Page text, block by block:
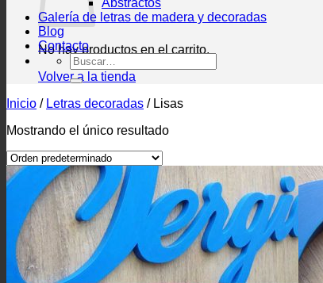
No hay productos en el carrito.
Volver a la tienda
Abstractos
Galería de letras de madera y decoradas
Blog
Contacto
Buscar
por:
Inicio / Letras decoradas /Lisas
Mostrando el único resultado